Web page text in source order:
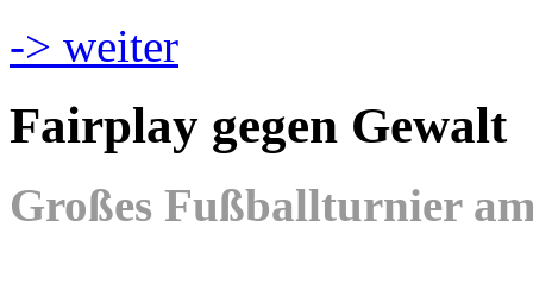
-> weiter
Fairplay gegen Gewalt
Großes Fußballturnier